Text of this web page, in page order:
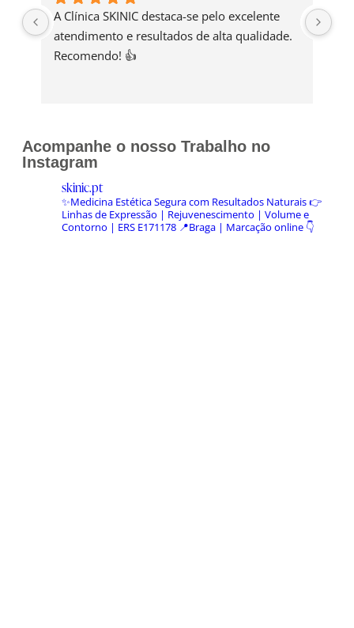
A Clínica SKINIC destaca-se pelo excelente
atendimento e resultados de alta qualidade.
Recomendo! 👍
Acompanhe o nosso Trabalho no
Instagram
skinic.pt
✨Medicina Estética Segura com Resultados Naturais👉
Linhas de Expressão | Rejuvenescimento | Volume e
Contorno | ERS E171178 📍Braga | Marcação online 👇